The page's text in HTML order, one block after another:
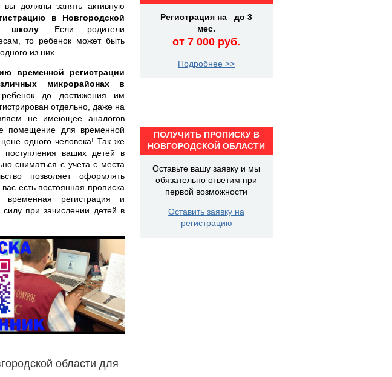
должны занять активную
в Новгородской
школу. Если родители
то ребенок может быть
из них.
временной регистрации
микрорайонах в
до достижения им
отдельно, даже на
не имеющее аналогов
помещение для временной
одного человека! Так же
поступления ваших детей в
сниматься с учета с места
позволяет оформлять
есть постоянная прописка
регистрация и
при зачислении детей в
области для
Регистрация на до 3
мес.
от 7 000 руб.
Подробнее >>
ПОЛУЧИТЬ ПРОПИСКУ В
НОВГОРОДСКОЙ ОБЛАСТИ
Оставьте вашу заявку и мы
обязательно ответим при
первой возможности
Оставить заявку на
регистрацию